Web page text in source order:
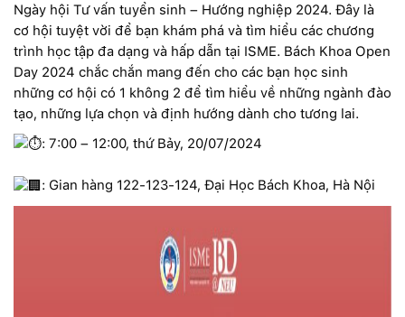
Ngày hội Tư vấn tuyển sinh – Hướng nghiệp 2024. Đây là
cơ hội tuyệt vời để bạn khám phá và tìm hiểu các chương
trình học tập đa dạng và hấp dẫn tại ISME. Bách Khoa Open
Day 2024 chắc chắn mang đến cho các bạn học sinh
những cơ hội có 1 không 2 để tìm hiểu về những ngành đào
tạo, những lựa chọn và định hướng dành cho tương lai.
: 7:00 – 12:00, thứ Bảy, 20/07/2024
: Gian hàng 122-123-124, Đại Học Bách Khoa, Hà Nội